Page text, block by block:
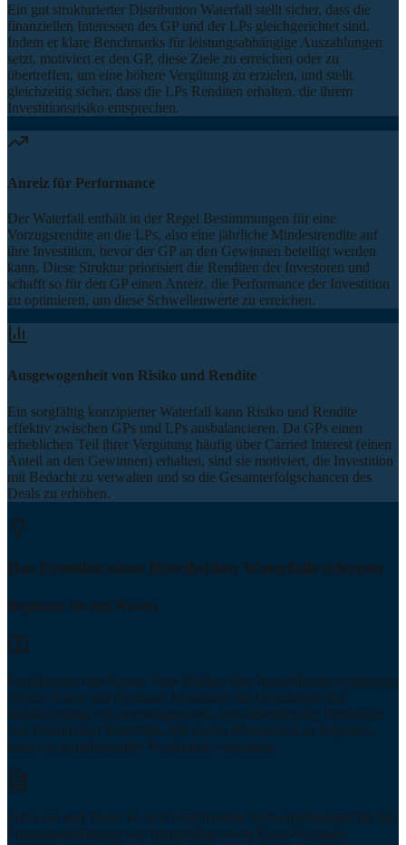
Ein gut strukturierter Distribution Waterfall stellt sicher, dass die
finanziellen Interessen des GP und der LPs gleichgerichtet sind.
Indem er klare Benchmarks für leistungsabhängige Auszahlungen
setzt, motiviert er den GP, diese Ziele zu erreichen oder zu
übertreffen, um eine höhere Vergütung zu erzielen, und stellt
gleichzeitig sicher, dass die LPs Renditen erhalten, die ihrem
Investitionsrisiko entsprechen.
Anreiz für Performance
Der Waterfall enthält in der Regel Bestimmungen für eine
Vorzugsrendite an die LPs, also eine jährliche Mindestrendite auf
ihre Investition, bevor der GP an den Gewinnen beteiligt werden
kann. Diese Struktur priorisiert die Renditen der Investoren und
schafft so für den GP einen Anreiz, die Performance der Investition
zu optimieren, um diese Schwellenwerte zu erreichen.
Ausgewogenheit von Risiko und Rendite
Ein sorgfältig konzipierter Waterfall kann Risiko und Rendite
effektiv zwischen GPs und LPs ausbalancieren. Da GPs einen
erheblichen Teil ihrer Vergütung häufig über Carried Interest (einen
Anteil an den Gewinnen) erhalten, sind sie motiviert, die Investition
mit Bedacht zu verwalten und so die Gesamterfolgschancen des
Deals zu erhöhen.
Das Erstellen eines Distribution Waterfalls erlernen
Beginnen Sie mit Wissen
Fachliteratur und Kurse: Viele Bücher über Immobilieninvestitionen,
Online-Kurse und Seminare behandeln die Grundlagen der
Strukturierung von Investitionsdeals, einschließlich der Feinheiten
von Distribution Waterfalls. Mit diesen Ressourcen zu beginnen,
kann ein grundlegendes Verständnis vermitteln.
Software und Tools: Es sind verschiedene Softwarelösungen für die
Finanzmodellierung von Immobilien sowie Excel-Vorlagen